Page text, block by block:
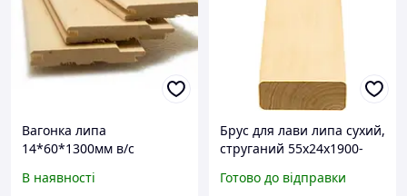
Вагонка липа
14*60*1300мм в/с
В наявності
Брус для лави липа сухий,
струганий 55х24х1900-
Готово до відправки